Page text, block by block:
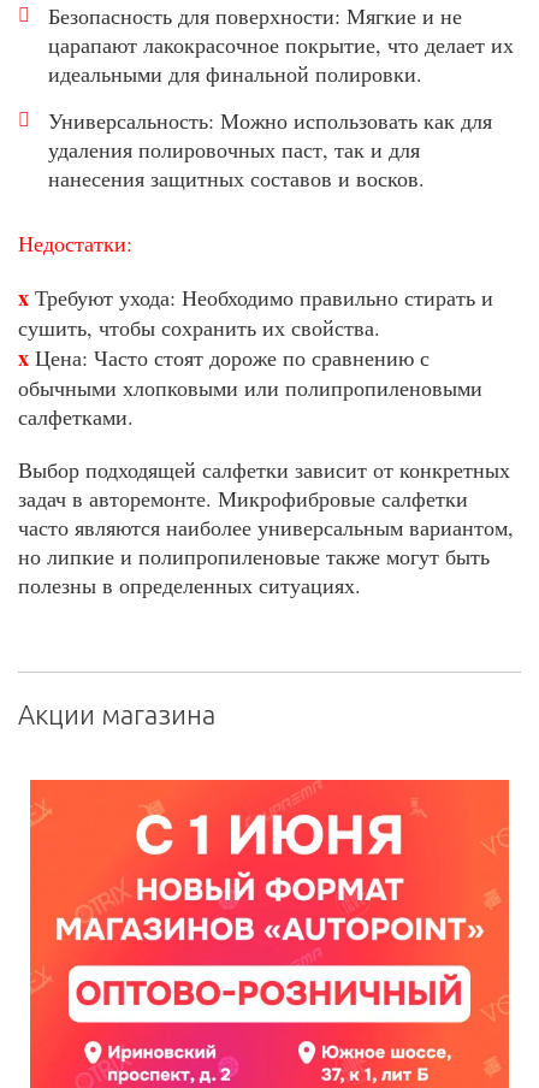
Безопасность для поверхности: Мягкие и не
царапают лакокрасочное покрытие, что делает их
идеальными для финальной полировки.
Универсальность: Можно использовать как для
удаления полировочных паст, так и для
нанесения защитных составов и восков.
Недостатки:
x Требуют ухода: Необходимо правильно стирать и
сушить, чтобы сохранить их свойства.
x Цена: Часто стоят дороже по сравнению с
обычными хлопковыми или полипропиленовыми
салфетками.
Выбор подходящей салфетки зависит от конкретных
задач в авторемонте. Микрофибровые салфетки
часто являются наиболее универсальным вариантом,
но липкие и полипропиленовые также могут быть
полезны в определенных ситуациях.
Акции магазина